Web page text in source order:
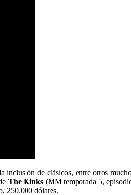
inclusión de clásicos, entre otros
The Kinks (MM temporada 5,
250.000 dólares.